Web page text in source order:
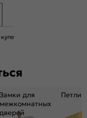
черная матовая
Гладкая, матовая
Замки для
межкомнатных
дверей
Петли